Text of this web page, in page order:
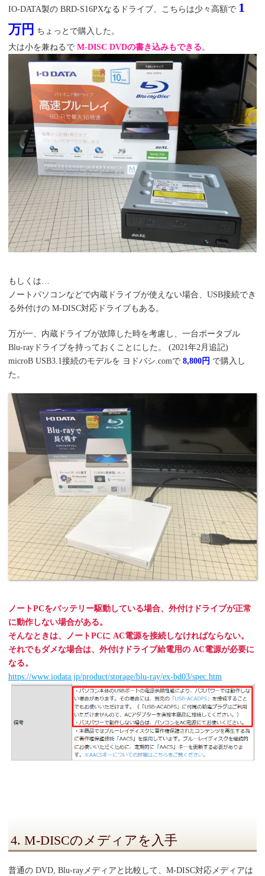
IO-DATA製の BRD-S16PXなるドライブ、こちらは少々高額で 1
万円 ちょっとで購入した。
大は小を兼ねるで M-DISC DVDの書き込みもできる。
もしくは…
ノートパソコンなどで内蔵ドライブが使えない場合、USB接続でき
る外付けの M-DISC対応ドライブもある。
万が一、内蔵ドライブが故障した時を考慮し、一台ポータブル
Blu-rayドライブを持っておくことにした。 (2021年2月追記)
microB USB3.1接続のモデルを ヨドバシ.comで 8,800円 で購入し
た。
ノートPCをバッテリー駆動している場合、外付けドライブが正常
に動作しない場合がある。
そんなときは、ノートPCに AC電源を接続しなければならない。
それでもダメな場合は、外付けドライブ給電用の AC電源が必要に
なる。
https://www.iodata.jp/product/storage/blu-ray/ex-bd03/spec.htm
4. M-DISCのメディアを入手
普通の DVD, Blu-rayメディアと比較して、M-DISC対応メディアは